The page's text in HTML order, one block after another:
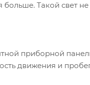
больше. Такой свет не
приборной
движения и